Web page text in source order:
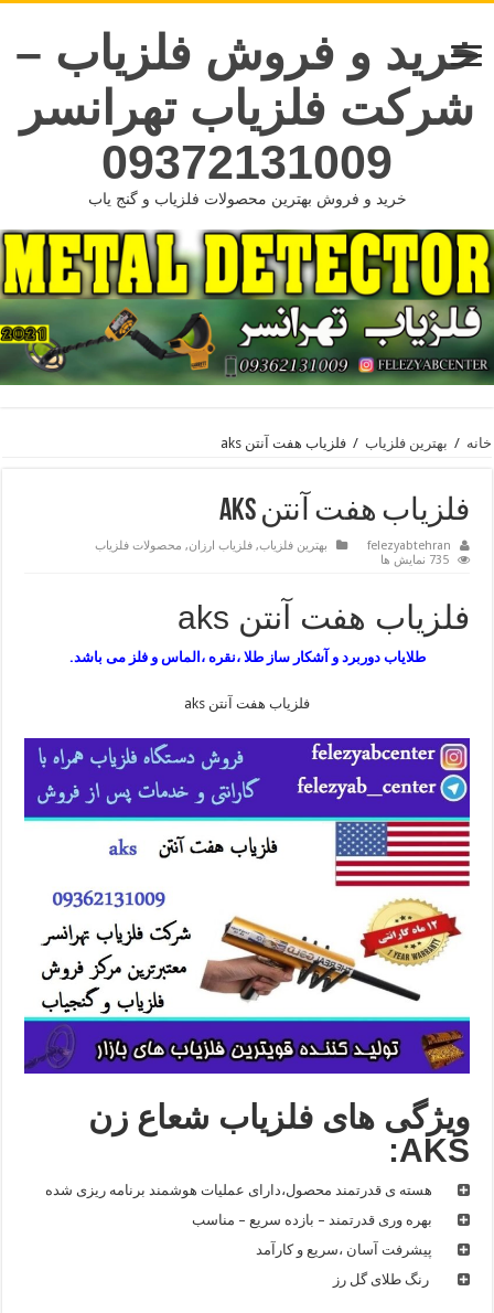
خرید و فروش فلزیاب –
شرکت فلزیاب تهرانسر
09372131009
خرید و فروش بهترین محصولات فلزیاب و گنج یاب
خانه / بهترین فلزیاب / فلزیاب هفت آنتن aks
فلزیاب هفت آنتن aks
felezyabtehran بهترین فلزیاب,فلزیاب ارزان, محصولات فلزیاب
735 نمایش ها
فلزیاب هفت آنتن aks
طلایاب دوربرد و آشکار ساز طلا ،نقره ،الماس و فلز می باشد.
فلزیاب هفت آنتن aks
ویژگی های فلزیاب شعاع زن
AKS:
هسته ی قدرتمند محصول،دارای عملیات هوشمند برنامه ریزی شده
بهره وری قدرتمند – بازده سریع – مناسب
پیشرفت آسان ،سریع و کارآمد
رنگ طلای گل رز